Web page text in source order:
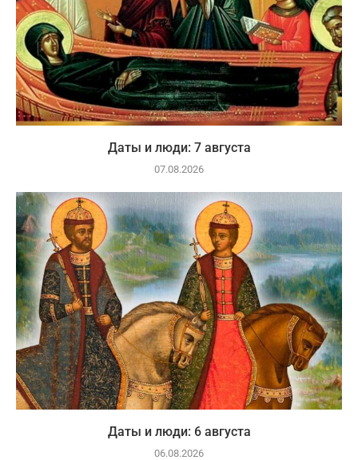
Даты и люди: 7 августа
07.08.2026
Даты и люди: 6 августа
06.08.2026